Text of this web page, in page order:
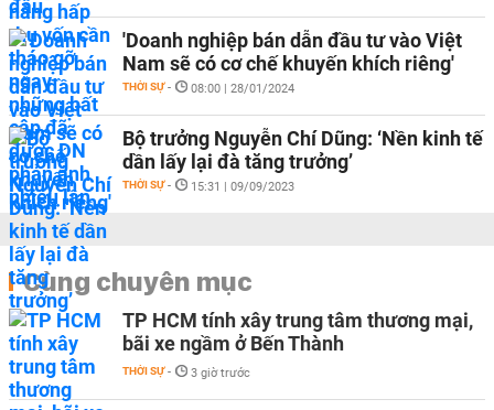
'Doanh nghiệp bán dẫn đầu tư vào Việt
Nam sẽ có cơ chế khuyến khích riêng'
THỜI SỰ - 08:00 | 28/01/2024
Bộ trưởng Nguyễn Chí Dũng: ‘Nền kinh tế
dần lấy lại đà tăng trưởng’
THỜI SỰ - 15:31 | 09/09/2023
Cùng chuyên mục
TP HCM tính xây trung tâm thương mại,
bãi xe ngầm ở Bến Thành
THỜI SỰ - 3 giờ trước